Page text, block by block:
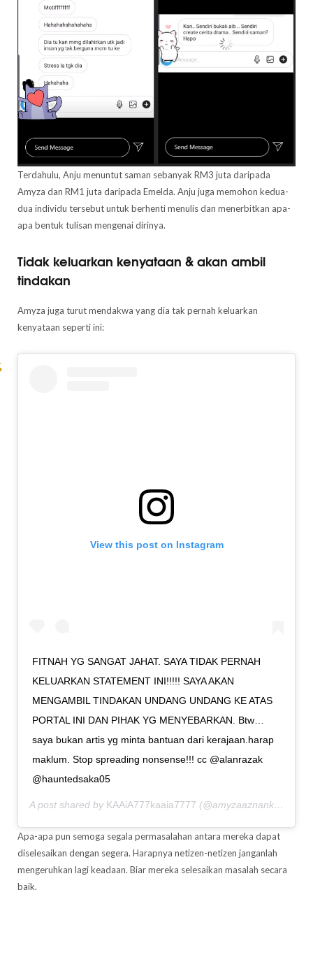
Terdahulu, Anju menuntut saman sebanyak RM3 juta daripada
Amyza dan RM1 juta daripada Emelda. Anju juga memohon kedua-
dua individu tersebut untuk berhenti menulis dan menerbitkan apa-
apa bentuk tulisan mengenai dirinya.
Tidak keluarkan kenyataan & akan ambil
tindakan
Amyza juga turut mendakwa yang dia tak pernah keluarkan
kenyataan seperti ini:
View this post on Instagram
FITNAH YG SANGAT JAHAT. SAYA TIDAK PERNAH
KELUARKAN STATEMENT INI!!!!! SAYA AKAN
MENGAMBIL TINDAKAN UNDANG UNDANG KE ATAS
PORTAL INI DAN PIHAK YG MENYEBARKAN. Btw…
saya bukan artis yg minta bantuan dari kerajaan.harap
maklum. Stop spreading nonsense!!! cc @alanrazak
@hauntedsaka05
A post shared by KAAiA777kaaia7777 (@amyzaaznankaaia) on
Apa-apa pun semoga segala permasalahan antara mereka dapat
diselesaikan dengan segera. Harapnya netizen-netizen janganlah
mengeruhkan lagi keadaan. Biar mereka selesaikan masalah secara
baik.